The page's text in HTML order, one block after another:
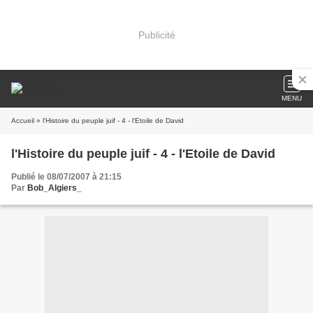
Publicité
MENU
Accueil » l'Histoire du peuple juif - 4 - l'Etoile de David
l'Histoire du peuple juif - 4 - l'Etoile de David
Publié le 08/07/2007 à 21:15
Par Bob_Algiers_